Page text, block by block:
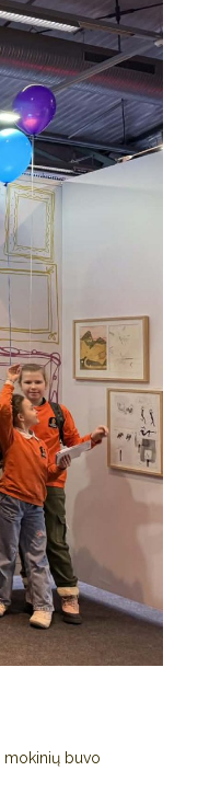
mokinių buvo